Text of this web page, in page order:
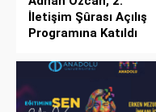
İletişim Şûrası Açılış
Programına Katıldı